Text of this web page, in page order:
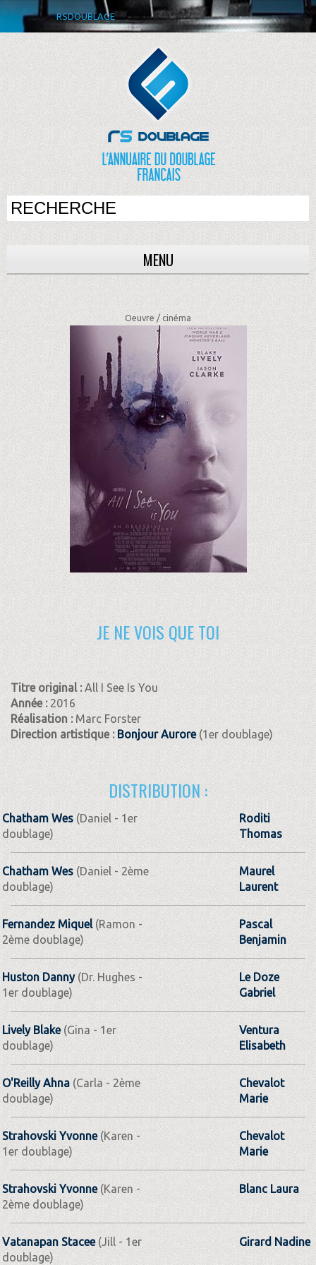
RSDOUBLAGE
MENU
Oeuvre /cinéma
JE NE VOIS QUE TOI
Titre original :All I See Is You
Année : 2016
Réalisation :Marc Forster
Direction artistique : Bonjour Aurore(1er doublage)
DISTRIBUTION :
Chatham Wes(Daniel - 1er
doublage)
Roditi
Thomas
Chatham Wes(Daniel - 2ème
doublage)
Maurel
Laurent
Fernandez Miquel(Ramon -
2ème doublage)
Pascal
Benjamin
Huston Danny(Dr. Hughes -
1er doublage)
Le Doze
Gabriel
Lively Blake(Gina - 1er
doublage)
Ventura
Elisabeth
O'Reilly Ahna (Carla - 2ème
doublage)
Chevalot
Marie
Strahovski Yvonne(Karen -
1er doublage)
Chevalot
Marie
Strahovski Yvonne(Karen -
2ème doublage)
Blanc Laura
Vatanapan Stacee(Jill - 1er
doublage)
Girard Nadine